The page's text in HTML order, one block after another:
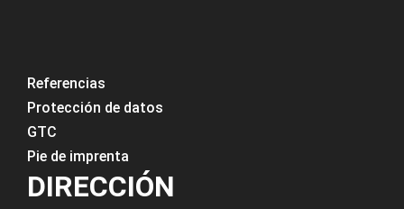
Referencias
Protección de datos
GTC
Pie de imprenta
DIRECCIÓN